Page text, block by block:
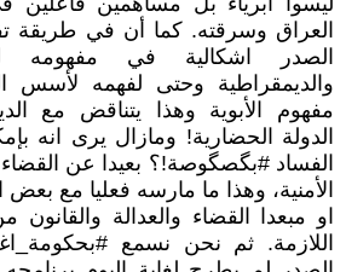
العراق وسرقته. كما أن في طريقة
الصدر اشكالية في مفهومه
والديمقراطية وحتى لفهمه لأسس
مفهوم الأبوية وهذا يتناقض مع
الدولة الحضارية! ومازال يرى انه
الفساد #بگصگوصة!؟ بعيدا عن القضاء
الأمنية، وهذا ما مارسه فعليا مع بعض
او مبعدا القضاء والعدالة والقانون
اللازمة. ثم نحن نسمع